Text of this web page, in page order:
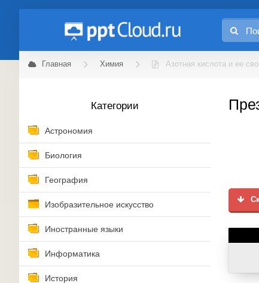
Главная Химия Азотная кислота и ее
Категории
Астрономия
Биология
География
Изобразительное искусство
Иностранные языки
Информатика
История